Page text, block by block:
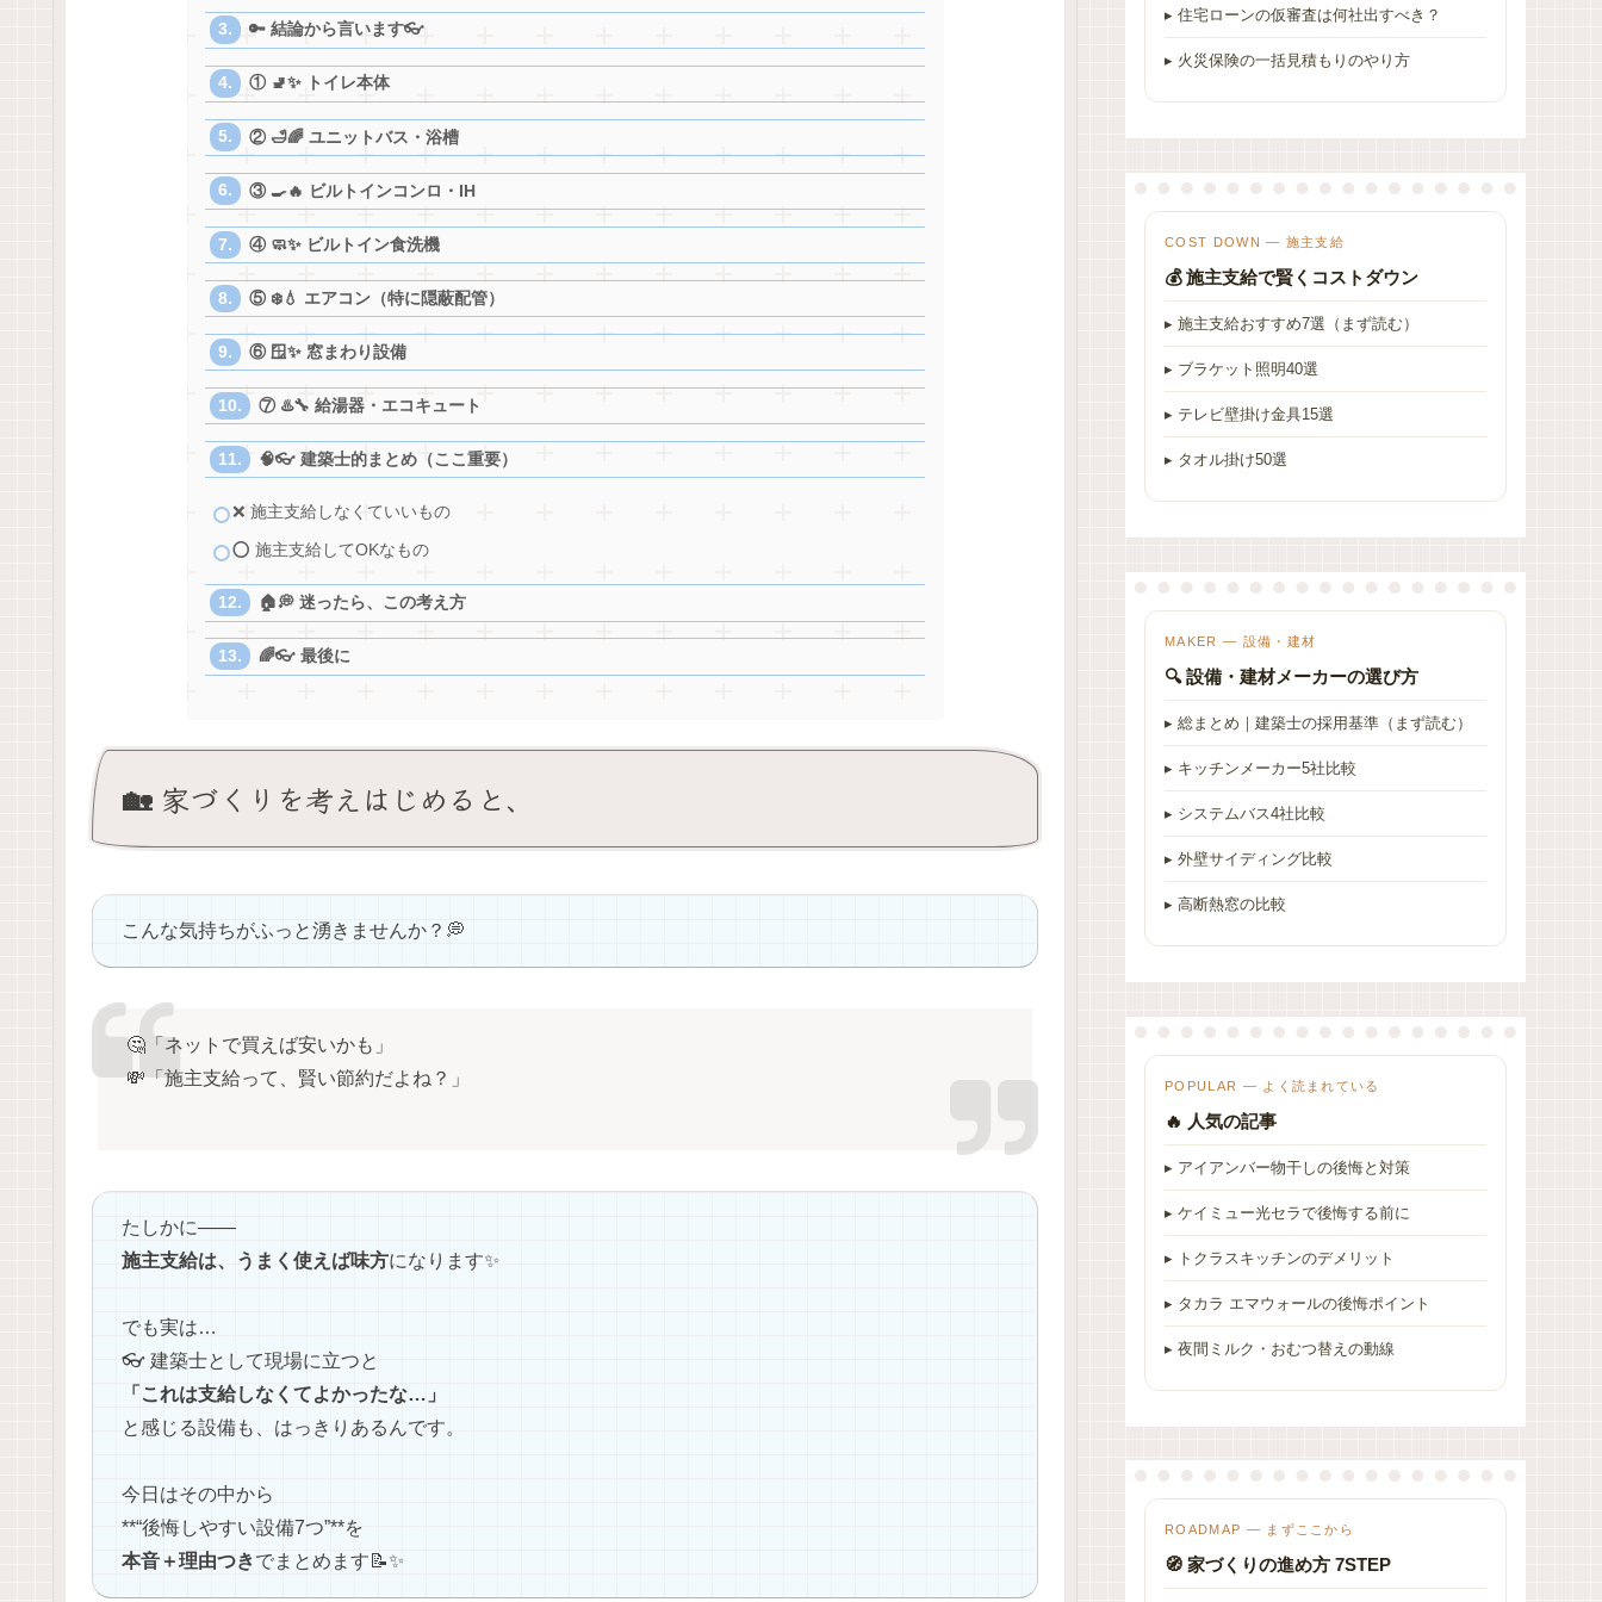
🔑 結論から言います👓
① 🚽✨ トイレ本体
② 🛁🌈 ユニットバス・浴槽
③ 🍳🔥 ビルトインコンロ・IH
④ 🧼✨ ビルトイン食洗機
⑤ ❄️💧 エアコン（特に隠蔽配管）
⑥ 🪟✨ 窓まわり設備
⑦ ♨️🔧 給湯器・エコキュート
🧠👓 建築士的まとめ（ここ重要）
❌ 施主支給しなくていいもの
⭕ 施主支給してOKなもの
🏠💭 迷ったら、この考え方
🌈👓 最後に
🏡 家づくりを考えはじめると、
こんな気持ちがふっと湧きませんか？💭
🤔「ネットで買えば安いかも」
💸「施主支給って、賢い節約だよね？」
たしかに――
施主支給は、うまく使えば味方になります✨
でも実は…
👓 建築士として現場に立つと
「これは支給しなくてよかったな…」
と感じる設備も、はっきりあるんです。
今日はその中から
**“後悔しやすい設備7つ”**を
本音＋理由つきでまとめます📝✨
▸ 住宅ローンの仮審査は何社出すべき？
▸ 火災保険の一括見積もりのやり方
COST DOWN — 施主支給
💰 施主支給で賢くコストダウン
▸ 施主支給おすすめ7選（まず読む）
▸ ブラケット照明40選
▸ テレビ壁掛け金具15選
▸ タオル掛け50選
MAKER — 設備・建材
🔍 設備・建材メーカーの選び方
▸ 総まとめ｜建築士の採用基準（まず読む）
▸ キッチンメーカー5社比較
▸ システムバス4社比較
▸ 外壁サイディング比較
▸ 高断熱窓の比較
POPULAR — よく読まれている
🔥 人気の記事
▸ アイアンバー物干しの後悔と対策
▸ ケイミュー光セラで後悔する前に
▸ トクラスキッチンのデメリット
▸ タカラ エマウォールの後悔ポイント
▸ 夜間ミルク・おむつ替えの動線
ROADMAP — まずここから
🧭 家づくりの進め方 7STEP